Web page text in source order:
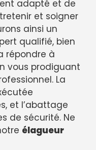
adapté et de
et soigner
ainsi un
qualifié, bien
répondre à
vous prodiguant
La
et l’abattage
de sécurité. Ne
élagueur